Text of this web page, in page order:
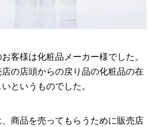
客様は化粧品メーカー様でした。
の店頭からの戻り品の化粧品の在
というものでした。
商品を売ってもらうために販売店